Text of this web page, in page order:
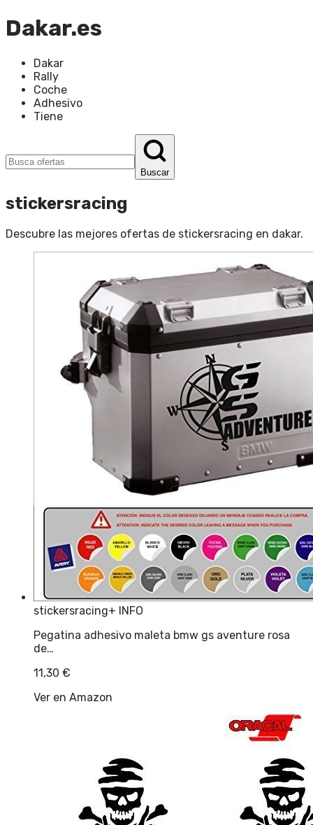
Dakar.es
Dakar
Rally
Coche
Adhesivo
Tiene
Buscar
stickersracing
Descubre las mejores ofertas de stickersracing en dakar.
stickersracing+ INFO
Pegatina adhesivo maleta bmw gs aventure rosa
de…
11,30 €
Ver en Amazon